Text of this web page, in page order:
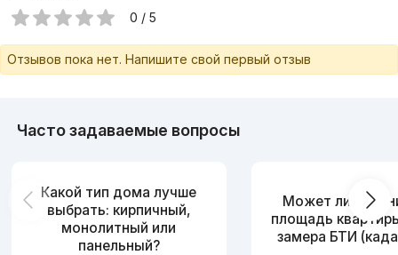
0 / 5
Отзывов пока нет. Напишите свой первый отзыв
Часто задаваемые вопросы
Какой тип дома лучше
выбрать: кирпичный,
монолитный или
панельный?
Может ли
площадь
замера БТИ